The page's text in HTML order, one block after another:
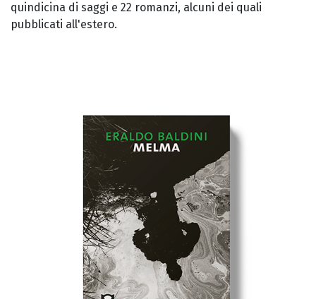
quindicina di saggi e 22 romanzi, alcuni dei quali
pubblicati all'estero.